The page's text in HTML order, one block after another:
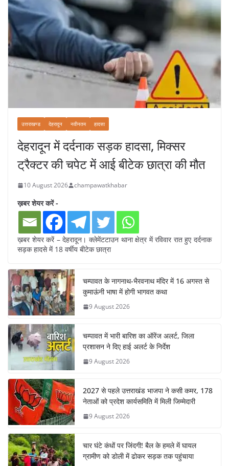
उत्तराखण्ड देहरादून नवीनतम हादसा
देहरादून में दर्दनाक सड़क हादसा, मिक्सर
ट्रैक्टर की चपेट में आई बीटेक छात्रा की मौत
10 August 2026 champawatkhabar
ख़बर शेयर करें -
ख़बर शेयर करें – देहरादून। क्लेमेंटटाउन थाना क्षेत्र में रविवार रात हुए दर्दनाक
सड़क हादसे में 18 वर्षीय बीटेक छात्रा
चम्पावत के नागनाथ-भैरवनाथ मंदिर में 16 अगस्त से
कुमाऊंनी भाषा में होगी भागवत कथा
9 August 2026
चम्पावत में भारी बारिश का ऑरेंज अलर्ट, जिला
प्रशासन ने दिए हाई अलर्ट के निर्देश
9 August 2026
2027 से पहले उत्तराखंड भाजपा ने कसी कमर, 178
नेताओं को प्रदेश कार्यसमिति में मिली जिम्मेदारी
9 August 2026
चार घंटे कंधों पर जिंदगी! बैल के हमले में घायल
ग्रामीण को डोली में ढोकर सड़क तक पहुंचाया